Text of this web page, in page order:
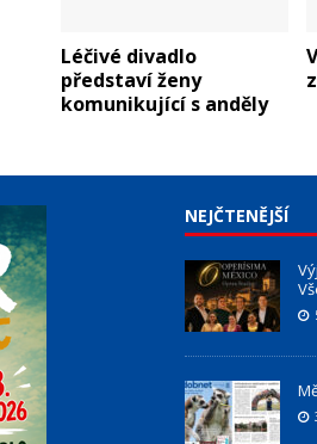
Léčivé divadlo
představí ženy
komunikující s anděly
NEJČTENĚJŠÍ